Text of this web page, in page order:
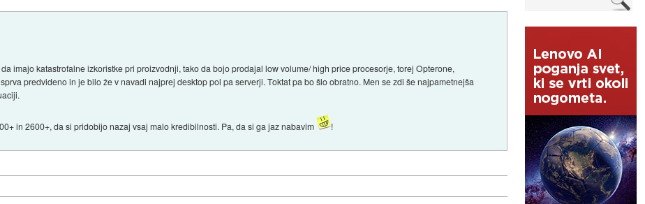
imajo katastrofalne izkoristke pri proizvodnji, tako da bojo prodajal low volume/ high price procesorje, torej Opterone,
predvideno in je bilo že v navadi najprej desktop pol pa serverji. Toktat pa bo šlo obratno. Men se zdi še najpametnejša
in 2600+, da si pridobijo nazaj vsaj malo kredibilnosti. Pa, da si ga jaz nabavim !